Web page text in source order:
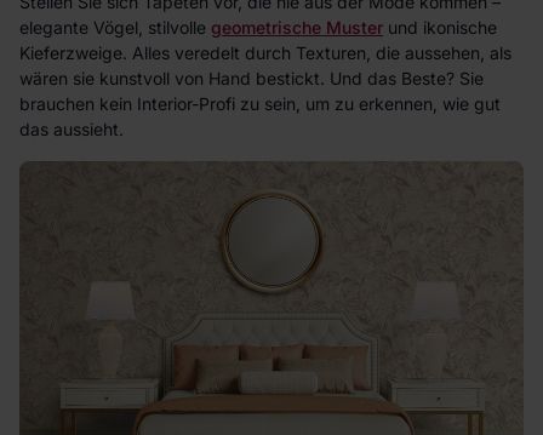
elegante Vögel, stilvolle geometrische Muster und ikonische
Kieferzweige. Alles veredelt durch Texturen, die aussehen, als
wären sie kunstvoll von Hand bestickt. Und das Beste? Sie
brauchen kein Interior-Profi zu sein, um zu erkennen, wie gut
das aussieht.